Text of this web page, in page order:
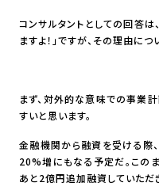
コンサルタントとしての回答は
ますよ！」ですが、その理由に
まず、対外的な意味での事業
すいと思います。
金融機関から融資を受ける際
20%増にもなる予定だ。この
あと2億円追加融資していただき